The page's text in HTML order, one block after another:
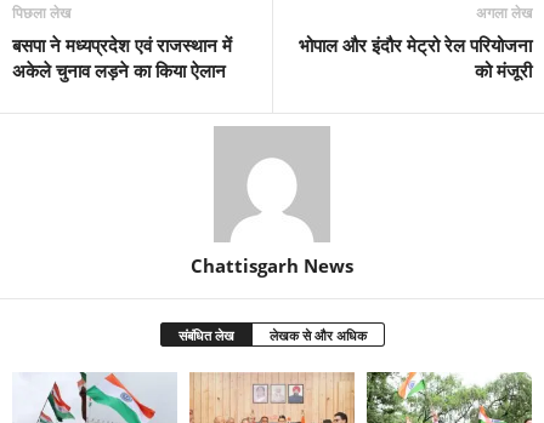
पिछला लेख
बसपा ने मध्यप्रदेश एवं राजस्थान में
अकेले चुनाव लड़ने का किया ऐलान
अगला लेख
भोपाल और इंदौर मेट्रो रेल परियोजना
को मंजूरी
Chattisgarh News
संबंधित लेख लेखक से और अधिक